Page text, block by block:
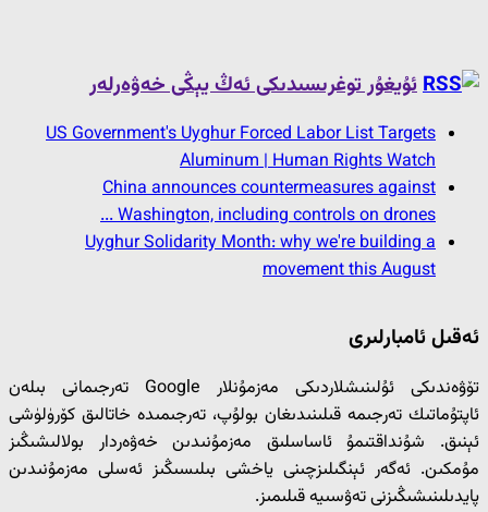
ئۇيغۇر توغرىسىدىكى ئەڭ يېڭى خەۋەرلەر
US Government's Uyghur Forced Labor List Targets
Aluminum | Human Rights Watch
China announces countermeasures against
Washington, including controls on drones ...
Uyghur Solidarity Month: why we're building a
movement this August
ئەقىل ئامبارلىرى
تۆۋەندىكى ئۇلىنىشلاردىكى مەزمۇنلار Google تەرجىمانى بىلەن
ئاپتۇماتىك تەرجىمە قىلىنىدىغان بولۇپ، تەرجىمىدە خاتالىق كۆرۈلۈشى
ئېنىق. شۇنداقتىمۇ ئاساسلىق مەزمۇنىدىن خەۋەردار بولالىشىڭىز
مۇمكىن. ئەگەر ئېنگىلىزچىنى ياخشى بىلىسىڭىز ئەسلى مەزمۇنىدىن
پايدىلىنىشىڭىزنى تەۋسىيە قىلىمىز.